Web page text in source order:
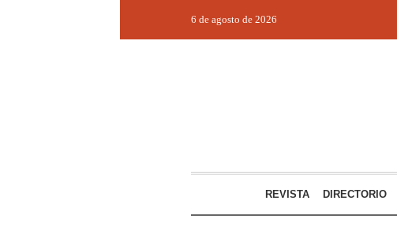
6 de agosto de 2026
REVISTA DIRECTORIO